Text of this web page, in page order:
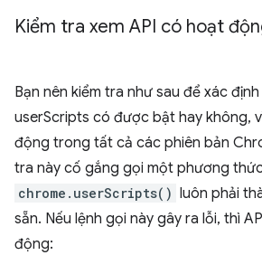
Kiểm tra xem API có hoạt
Bạn nên kiểm tra như sau để xác định
userScripts có được bật hay không,
động trong tất cả các phiên bản
tra này cố gắng gọi một phương
chrome.userScripts() luôn phải
sẵn. Nếu lệnh gọi này gây ra lỗi, thì
động: